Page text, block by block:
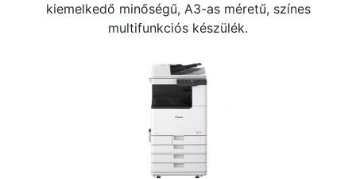
kiemelkedő minőségű, A3-as méretű, színes
multifunkciós készülék.